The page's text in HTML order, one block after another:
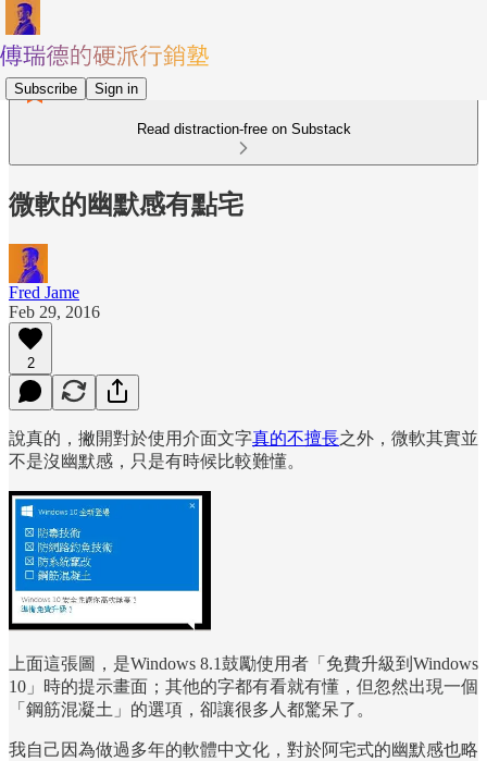
Subscribe Sign in
Read distraction-free on Substack
微軟的幽默感有點宅
Fred Jame
Feb 29, 2016
2
說真的，撇開對於使用介面文字真的不擅長之外，微軟其實並
不是沒幽默感，只是有時候比較難懂。
上面這張圖，是Windows 8.1鼓勵使用者「免費升級到Windows
10」時的提示畫面；其他的字都有看就有懂，但忽然出現一個
「鋼筋混凝土」的選項，卻讓很多人都驚呆了。
我自己因為做過多年的軟體中文化，對於阿宅式的幽默感也略